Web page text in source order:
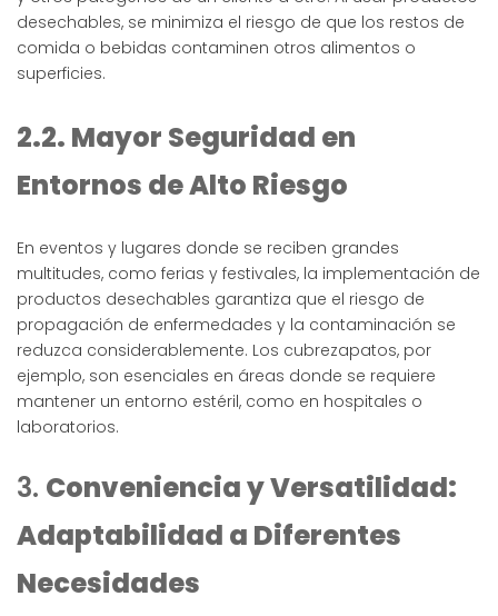
desechables, se minimiza el riesgo de que los restos de
comida o bebidas contaminen otros alimentos o
superficies.
2.2. Mayor Seguridad en
Entornos de Alto Riesgo
En eventos y lugares donde se reciben grandes
multitudes, como ferias y festivales, la implementación de
productos desechables garantiza que el riesgo de
propagación de enfermedades y la contaminación se
reduzca considerablemente. Los cubrezapatos, por
ejemplo, son esenciales en áreas donde se requiere
mantener un entorno estéril, como en hospitales o
laboratorios.
3. Conveniencia y Versatilidad:
Adaptabilidad a Diferentes
Necesidades